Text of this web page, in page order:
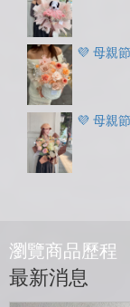
💜 母親
💜 母親
瀏覽商品歷程
最新消息